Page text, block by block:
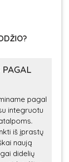
pagal
integruotu
iš įprastų
naują
didelių